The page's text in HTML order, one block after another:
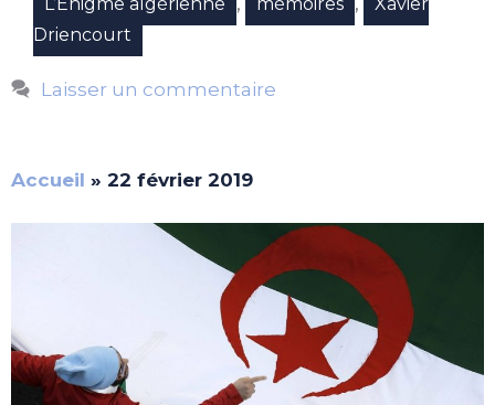
Driencourt
Laisser un commentaire
Accueil » 22 février 2019